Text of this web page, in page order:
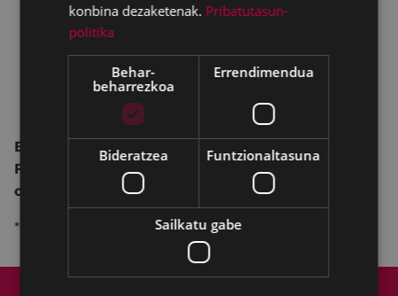
Euskal Herriko Argazkilaritza Elkarteen
Federazioaren antolatutako lehiaketa Euskadin
ospatutako lehiaketen irabazleen artean.
* astelehena - ostirala 17:30-21:30
Web mapa Irisgarritasuna
Kontaktua
konbina dezaketenak. Pribatutasun-
politika
Behar-
beharrezkoa
Errendimendua
Bideratzea Funtzionaltasuna
Sailkatu gabe